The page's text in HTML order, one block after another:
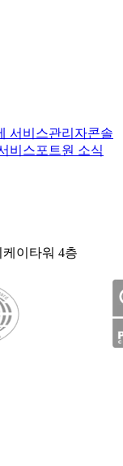
서비스관리자콘솔
비스포트원 소식
이타워 4층